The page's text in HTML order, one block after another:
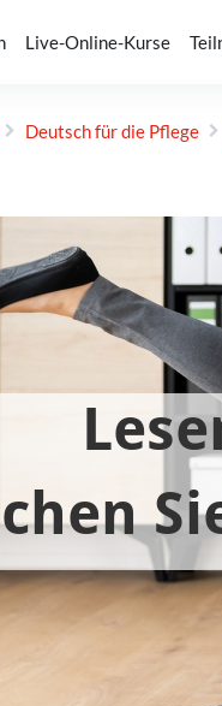
Live-Online-Kurse
Deutsch für die Pflege